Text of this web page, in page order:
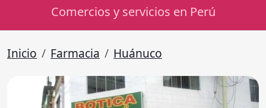
Comercios y servicios en Perú
Inicio Farmacia Huánuco